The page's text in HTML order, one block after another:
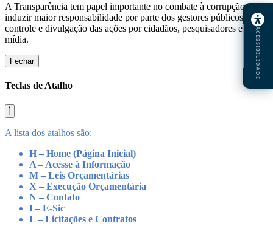
A Transparência tem papel importante no combate à corrupção, ao
induzir maior responsabilidade por parte dos gestores públicos e
controle e divulgação das ações por cidadãos, pesquisadores e
mídia.
Fechar
Teclas de Atalho
A lista dos atalhos são:
H – Home (Página Inicial)
A – Acesse à Informação
M – Leis Orçamentárias
X – Execução Orçamentária
N – Contato
I – E-Sic
L – Licitações e Contratos
ACESSIBILIDADE